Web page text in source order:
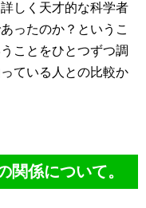
しく天才的な科学者
ったのか？というこ
ことをひとつずつ調
ている人との比較か
関係について。